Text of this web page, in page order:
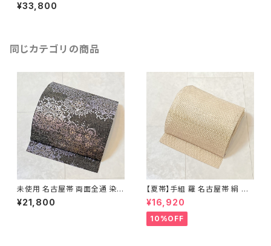
イボリー 492
¥33,800
同じカテゴリの商品
未使用 名古屋帯 両面全通 染め
帯 銀通し 金彩 華文 宝相華 正
絹 黒 青紫 赤紫 685
¥21,800
【夏帯】手組 羅 名古屋帯 絹 生
成り色 ピンク 黄緑 639
¥16,920
10%OFF